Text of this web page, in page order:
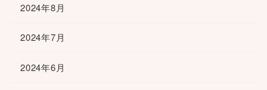
2024年8月
2024年7月
2024年6月